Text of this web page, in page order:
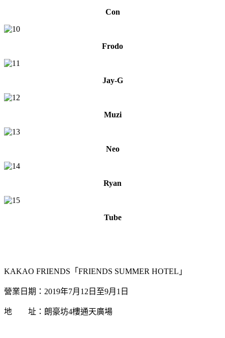
Con
Frodo
Jay-G
Muzi
Neo
Ryan
Tube
KAKAO FRIENDS「FRIENDS SUMMER HOTEL」
營業日期：2019年7月12日至9月1日
地 址：朗豪坊4樓通天廣場